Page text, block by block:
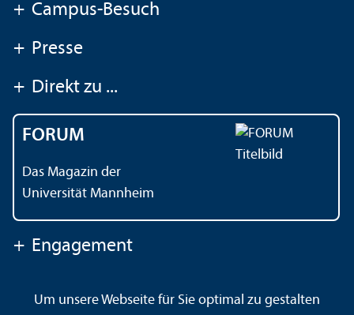
+ Campus-Besuch
+ Presse
+ Direkt zu ...
FORUM
Das Magazin der
Universität Mannheim
+ Engagement
Kontakt Impressum Datenschutz Barrierefreiheit
Um unsere Webseite für Sie optimal zu gestalten